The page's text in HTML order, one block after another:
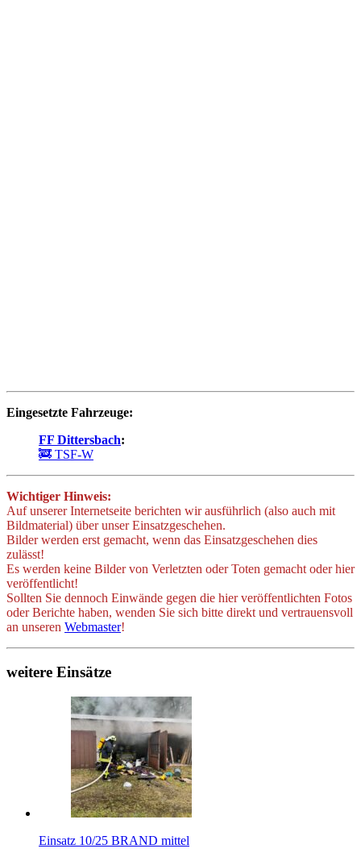
Eingesetzte Fahrzeuge:
FF Dittersbach:
🚒 TSF-W
Wichtiger Hinweis:
Auf unserer Internetseite berichten wir ausführlich (also auch mit
Bildmaterial) über unser Einsatzgeschehen.
Bilder werden erst gemacht, wenn das Einsatzgeschehen dies
zulässt!
Es werden keine Bilder von Verletzten oder Toten gemacht oder hier
veröffentlicht!
Sollten Sie dennoch Einwände gegen die hier veröffentlichten Fotos
oder Berichte haben, wenden Sie sich bitte direkt und vertrauensvoll
an unseren Webmaster!
weitere Einsätze
Einsatz 10/25 BRAND mittel